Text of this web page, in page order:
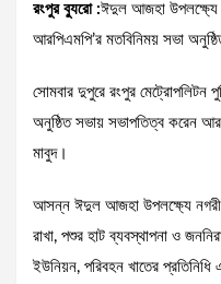
রংপুর ব্যুরো :ঈদুল আজহা উপলক্ষ্যে
আরপিএমপি’র মতবিনিময় সভা
সোমবার দুপুরে রংপুর মেট্রোপলিটন
অনুষ্ঠিত সভায় সভাপতিত্ব করেন
মাবুদ।
আসন্ন ঈদুল আজহা উপলক্ষ্যে নগরীর
রাখা, পশুর হাট ব্যবস্থাপনা ও
ইউনিয়ন, পরিবহন খাতের প্রতিনিধি